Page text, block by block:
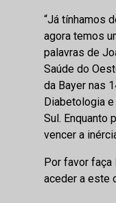
“Já tínhamos
agora temos
palavras de
Saúde do
da Bayer nas
Diabetologia
Sul. Enquanto
vencer a
Por favor faça
aceder a este